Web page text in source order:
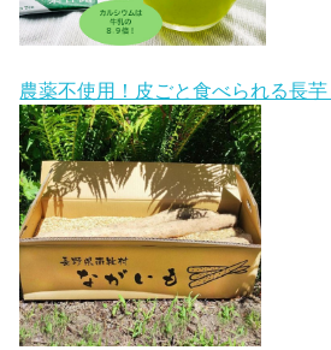
農薬不使用！皮ごと食べられる長